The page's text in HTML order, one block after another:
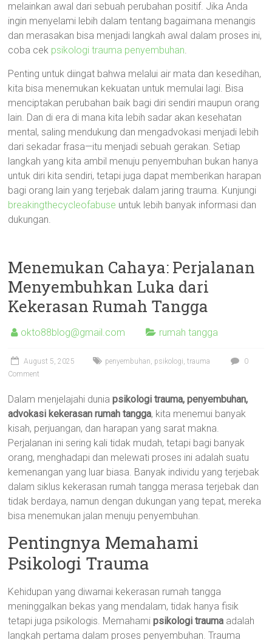
melainkan awal dari sebuah perubahan positif. Jika Anda
ingin menyelami lebih dalam tentang bagaimana menangis
dan merasakan bisa menjadi langkah awal dalam proses ini,
coba cek psikologi trauma penyembuhan.
Penting untuk diingat bahwa melalui air mata dan kesedihan,
kita bisa menemukan kekuatan untuk memulai lagi. Bisa
menciptakan perubahan baik bagi diri sendiri maupun orang
lain. Dan di era di mana kita lebih sadar akan kesehatan
mental, saling mendukung dan mengadvokasi menjadi lebih
dari sekadar frasa—itu menjadi sebuah gerakan. Setiap
langkah yang kita ambil menuju penyembuhan bukan hanya
untuk diri kita sendiri, tetapi juga dapat memberikan harapan
bagi orang lain yang terjebak dalam jaring trauma. Kunjungi
breakingthecycleofabuse untuk lebih banyak informasi dan
dukungan.
Menemukan Cahaya: Perjalanan
Menyembuhkan Luka dari
Kekerasan Rumah Tangga
okto88blog@gmail.com rumah tangga
August 5, 2025 penyembuhan, psikologi,trauma
0
Comment
Dalam menjelajahi duniapsikologi trauma, penyembuhan,
advokasi kekerasan rumah tangga, kita menemui banyak
kisah, perjuangan, dan harapan yang sarat makna.
Perjalanan ini sering kali tidak mudah, tetapi bagi banyak
orang, menghadapi dan melewati proses ini adalah suatu
kemenangan yang luar biasa. Banyak individu yang terjebak
dalam siklus kekerasan rumah tangga merasa terjebak dan
tidak berdaya, namun dengan dukungan yang tepat, mereka
bisa menemukan jalan menuju penyembuhan.
Pentingnya Memahami
Psikologi Trauma
Kehidupan yang diwarnai kekerasan rumah tangga
meninggalkan bekas yang mendalam, tidak hanya fisik
tetapi juga psikologis. Memahamipsikologi trauma adalah
langkah pertama dalam proses penyembuhan. Trauma